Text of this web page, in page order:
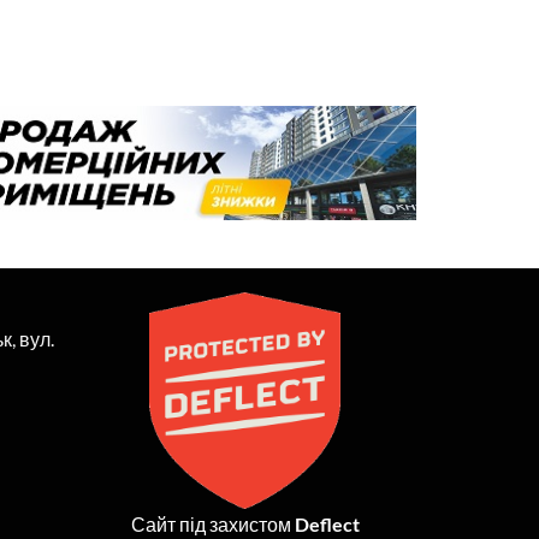
вул.
Сайт під захистом Deflect